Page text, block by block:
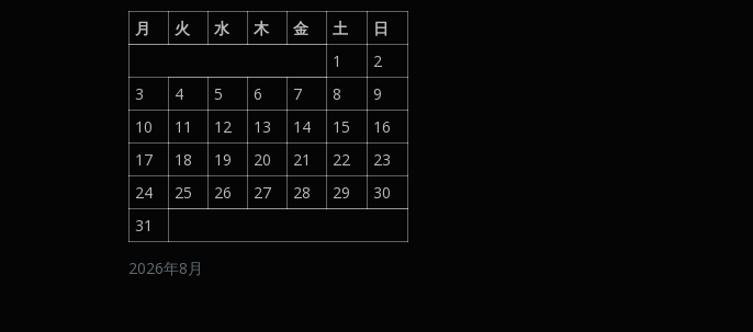
2026年8月
月 火 水 木 金 土
日
1
2
3
4 5 6 7 8
9
10
11 12 13 14 15
16
17
18 19 20 21 22
23
24
25 26 27 28 29
30
31